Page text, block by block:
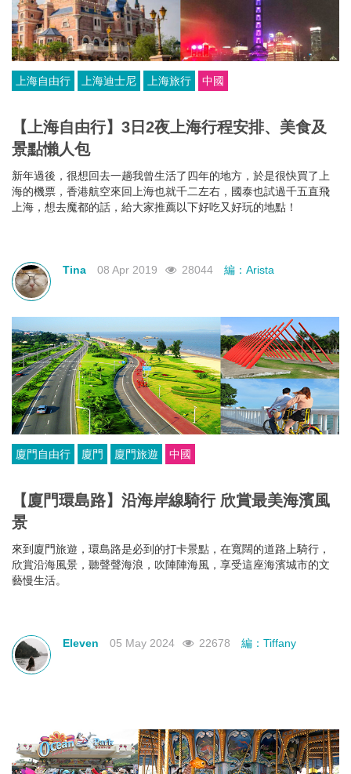
上海自由行 上海迪士尼 上海旅行 中國
【上海自由行】3日2夜上海行程安排、美食及
景點懶人包
新年過後，很想回去一趟我曾生活了四年的地方，於是很快買了上
海的機票，香港航空來回上海也就千二左右，國泰也試過千五直飛
上海，想去魔都的話，給大家推薦以下好吃又好玩的地點！
Tina 08 Apr 2019 28044 編：Arista
廈門自由行 廈門 廈門旅遊 中國
【廈門環島路】沿海岸線騎行 欣賞最美海濱風
景
來到廈門旅遊，環島路是必到的打卡景點，在寬闊的道路上騎行，
欣賞沿海風景，聽聲聲海浪，吹陣陣海風，享受這座海濱城市的文
藝慢生活。
Eleven 05 May 2024 22678 編：Tiffany